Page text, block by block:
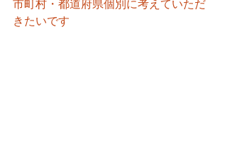
市町村・都道府県個別に考えていただ
きたいです